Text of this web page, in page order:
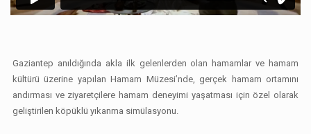
Gaziantep anıldığında akla ilk gelenlerden olan hamamlar ve hamam
kültürü üzerine yapılan Hamam Müzesi’nde, gerçek hamam ortamını
andırması ve ziyaretçilere hamam deneyimi yaşatması için özel olarak
geliştirilen köpüklü yıkanma simülasyonu.